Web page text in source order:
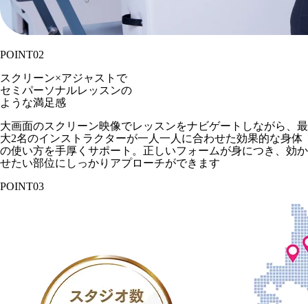
POINT02
スクリーン×アジャストで
セミパーソナルレッスンの
ような満足感
大画面のスクリーン映像でレッスンをナビゲートしながら、最
大2名のインストラクターが一人一人に合わせた効果的な身体
の使い方を手厚くサポート。正しいフォームが身につき、効か
せたい部位にしっかりアプローチができます
POINT03